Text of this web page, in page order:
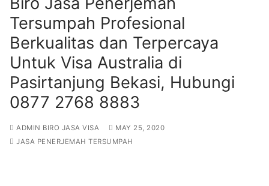
Tersumpah Profesional
Berkualitas dan Terpercaya
Untuk Visa Australia di
Pasirtanjung Bekasi, Hubungi
0877 2768 8883
ADMIN BIRO JASA VISA
MAY 25, 2020
JASA PENERJEMAH TERSUMPAH